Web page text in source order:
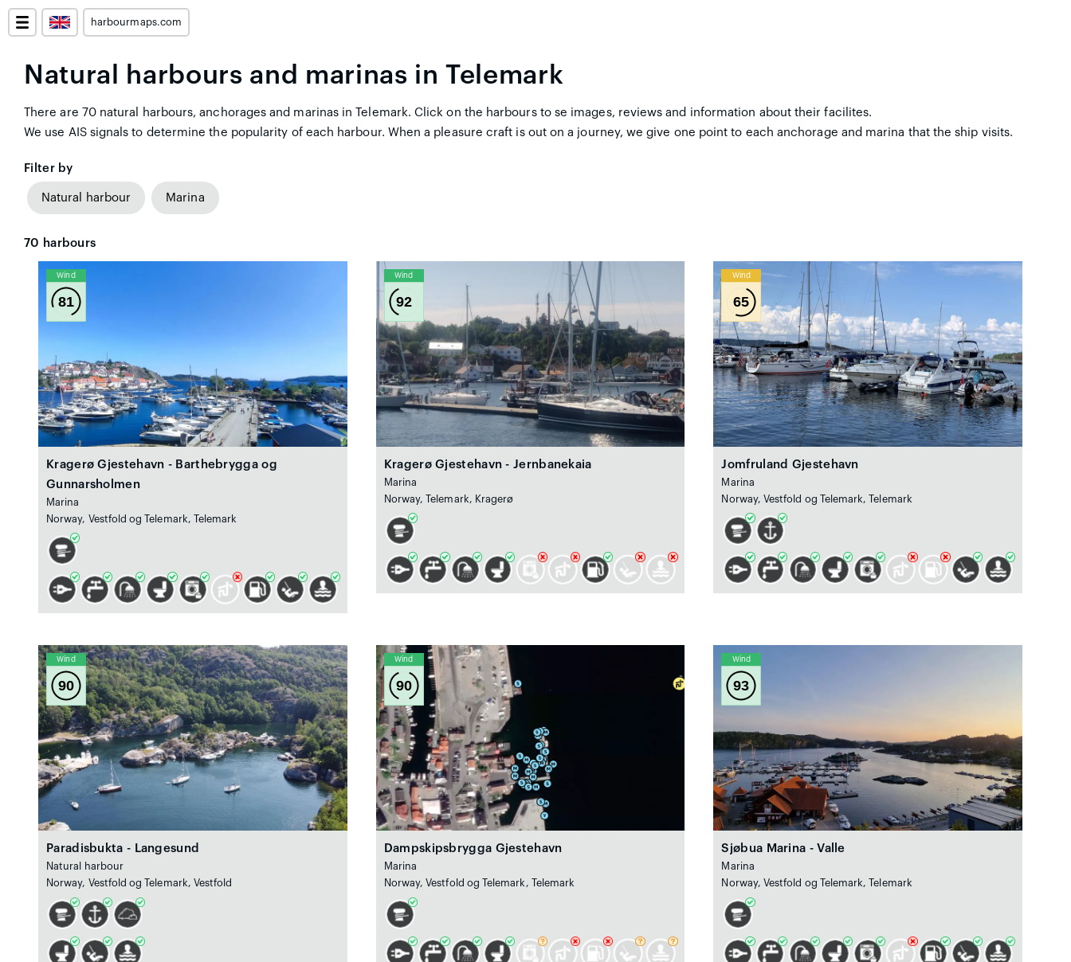
harbourmaps.com
Natural harbours and marinas in Telemark
There are 70 natural harbours, anchorages and marinas in Telemark. Click on the harbours to se images, reviews and information about their facilites.
We use AIS signals to determine the popularity of each harbour. When a pleasure craft is out on a journey, we give one point to each anchorage and marina that the ship visits.
Filter by
Natural harbour Marina
70 harbours
Wind
81
Kragerø Gjestehavn - Barthebrygga og
Gunnarsholmen
Marina
Norway, Vestfold og Telemark, Telemark
Wind
92
Kragerø Gjestehavn - Jernbanekaia
Marina
Norway, Telemark, Kragerø
Wind
65
Jomfruland Gjestehavn
Marina
Norway, Vestfold og Telemark, Telemark
Wind
90
Paradisbukta - Langesund
Natural harbour
Norway, Vestfold og Telemark, Vestfold
Wind
90
Dampskipsbrygga Gjestehavn
Marina
Norway, Vestfold og Telemark, Telemark
Wind
93
Sjøbua Marina - Valle
Marina
Norway, Vestfold og Telemark, Telemark